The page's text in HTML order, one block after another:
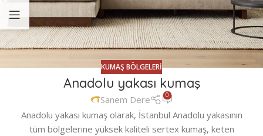
KUMAŞ BÖLGELERI
Anadolu yakası kumaş
Sanem Dere 0
Anadolu yakası kumaş olarak, İstanbul Anadolu yakasının
tüm bölgelerine yüksek kaliteli sertex kumaş, keten